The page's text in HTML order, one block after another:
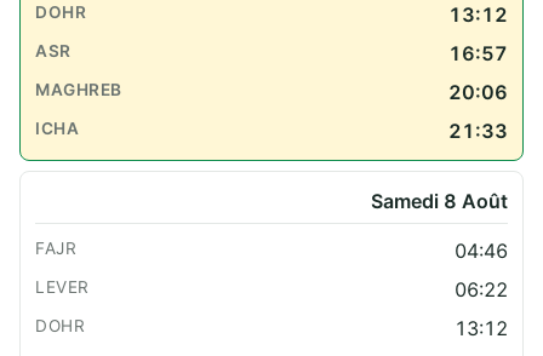
13:12
16:57
20:06
21:33
Samedi 8 Août
04:46
06:22
13:12